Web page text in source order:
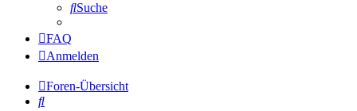
Suche
FAQ
Anmelden
Foren-Übersicht
Suche